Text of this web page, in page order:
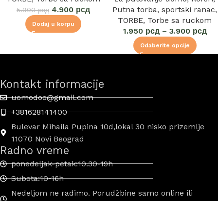
5.900рсд 4.900 рсд
Dodaj u korpu
Putna torba, sportski ranac,
TORBE, Torbe sa ruckom
1.950 рсд – 3.900 рсд
Odaberite opcije
Kontakt informacije
uomodoo@gmail.com
+381628141400
Bulevar Mihaila Pupina 10d,lokal 30 nisko prizemlje
11070 Novi Beograd
Radno vreme
ponedeljak-petak:10.30-19h
Subota:10-16h
Nedeljom ne radimo. Porudžbine samo online ili